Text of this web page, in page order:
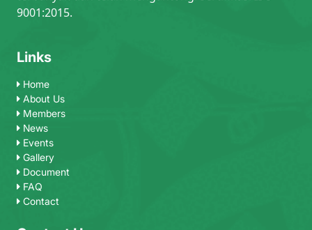
9001:2015.
Links
Home
About Us
Members
News
Events
Gallery
Document
FAQ
Contact